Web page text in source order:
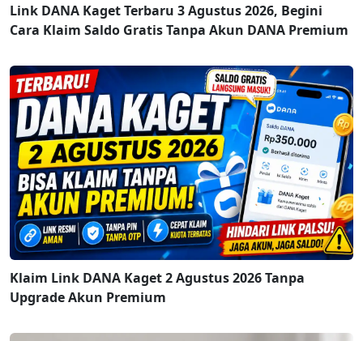
Link DANA Kaget Terbaru 3 Agustus 2026, Begini
Cara Klaim Saldo Gratis Tanpa Akun DANA Premium
Klaim Link DANA Kaget 2 Agustus 2026 Tanpa
Upgrade Akun Premium